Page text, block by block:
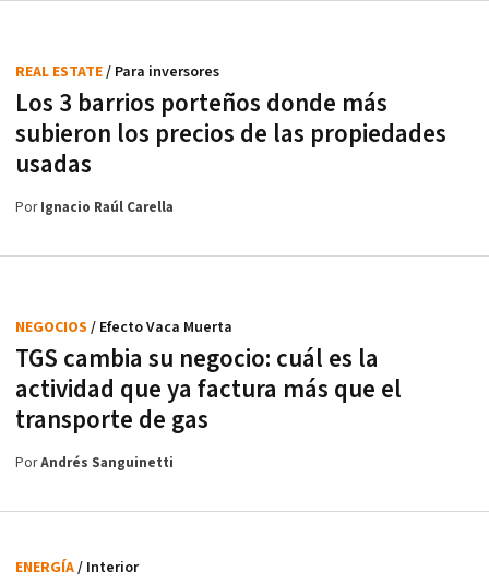
Los 3 barrios porteños donde más
subieron los precios de las propiedades
usadas
REAL ESTATE/ Para inversores
PorIgnacio Raúl Carella
TGS cambia su negocio: cuál es la
actividad que ya factura más que el
transporte de gas
NEGOCIOS / Efecto Vaca Muerta
PorAndrés Sanguinetti
ENERGÍA/ Interior